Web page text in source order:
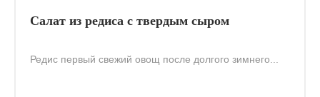
Салат из редиса с твердым сыром
Редис первый свежий овощ после долгого зимнего...